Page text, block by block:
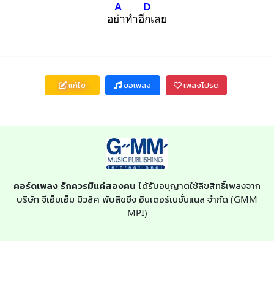
อย่า
A
ทำอีกเ
D
ลย
แก้ไข ขอเพลง เพลงโปรด
คอร์ดเพลง รักควรมีแค่สองคน ได้รับอนุญาตใช้ลิขสิทธิ์เพลงจาก
บริษัท จีเอ็มเอ็ม มิวสิค พับลิชชิ่ง อินเตอร์เนชั่นแนล จำกัด (GMM
MPI)